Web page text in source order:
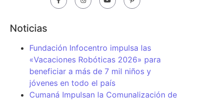
Noticias
Fundación Infocentro impulsa las
«Vacaciones Robóticas 2026» para
beneficiar a más de 7 mil niños y
jóvenes en todo el país
Cumaná Impulsan la Comunalización de